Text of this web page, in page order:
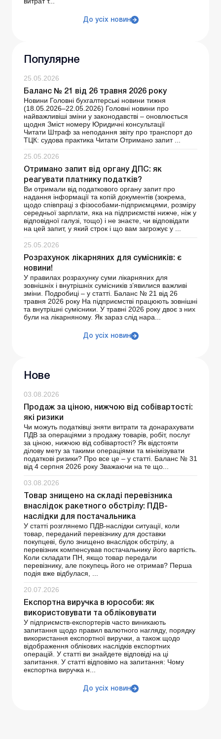
До усіх новин
Популярне
25.05.2026
Баланс № 21 від 26 травня 2026 року
Новини Головні бухгалтерські новини тижня
(18.05.2026–22.05.2026) Головні новини про
найважливіші зміни у законодавстві – оновлюється
щодня Зміст номеру Юридичні консультації
Читати Штраф за неподання звіту про транспорт до
ТЦК: судова практика Читати Отримано запит ...
25.05.2026
Отримано запит від органу ДПС: як
реагувати платнику податків?
Ви отримали від податкового органу запит про
надання інформації та копій документів (зокрема,
щодо співпраці з фізособами-підприємцями, розміру
середньої зарплати, яка на підприємстві нижче, ніж у
відповідної галузі, тощо) і не знаєте, чи відповідати
на цей запит, у який строк і що вам загрожує у ...
25.05.2026
Розрахунок лікарняних для сумісників: є
новини!
У правилах розрахунку суми лікарняних для
зовнішніх і внутрішніх сумісників з’явилися важливі
зміни. Подробиці – у статті. Баланс № 21 від 26
травня 2026 року На підприємстві працюють зовнішні
та внутрішні сумісники. У травні 2026 року двоє з них
були на лікарняному. Як зараз слід нара...
До усіх новин
Нове
03.08.2026
Продаж за ціною, нижчою від собівартості:
які ризики
Чи можуть податківці зняти витрати та донарахувати
ПДВ за операціями з продажу товарів, робіт, послуг
за ціною, нижчою від собівартості? Як відстояти
ділову мету за такими операціями та мінімізувати
податкові ризики? Про все це – у статті. Баланс № 31
від 4 серпня 2026 року Зважаючи на те що...
03.08.2026
Товар знищено на складі перевізника
внаслідок ракетного обстрілу: ПДВ-
наслідки для постачальника
У статті розглянемо ПДВ-наслідки ситуації, коли
товар, переданий перевізнику для доставки
покупцеві, було знищено внаслідок обстрілу, а
перевізник компенсував постачальнику його вартість.
Коли складати ПН, якщо товар передали
перевізнику, але покупець його не отримав? Перша
подія вже відбулася, ...
20.07.2026
Експортна виручка в юрособи: як
використовувати та обліковувати
У підприємств-експортерів часто виникають
запитання щодо правил валютного нагляду, порядку
використання експортної виручки, а також щодо
відображення облікових наслідків експортних
операцій. У статті ви знайдете відповіді на ці
запитання. У статті відповімо на запитання: Чому
експортна виручка н...
До усіх новин